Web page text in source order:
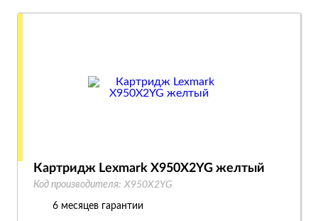
Картридж Lexmark X950X2YG желтый
Код производителя: X950X2YG
6 месяцев гарантии